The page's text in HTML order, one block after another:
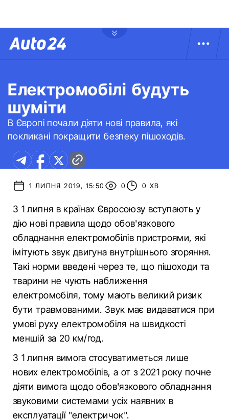
Електромобілі будуть
шуміти
В Європі почали діяти нові правила, які
покликані покращити безпеку пішоходів.
1 ЛИПНЯ 2019, 15:50 0 0 ХВ
З 1 липня в країнах Євросоюзу вступають у
дію нові правила щодо обов'язкового
обладнання електромобілів пристроями, які
імітують звук двигуна внутрішнього згоряння.
Такі норми введені через те, що пішоходи та
тварини не чують наближення
електромобіля, тому мають великий ризик
бути травмованими. Звук має видаватися при
умові руху електромобіля на швидкості
меншій за 20 км/год.
З 1 липня вимога стосуватиметься лише
нових електромобілів, а от з 2021 року почне
діяти вимога щодо обов'язкового обладнання
звуковими системами усіх наявних в
експлуатації "електричок".